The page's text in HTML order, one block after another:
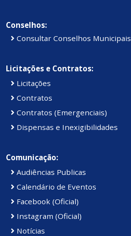
Conselhos:
Consultar Conselhos Municipais
Licitações e Contratos:
Licitações
Contratos
Contratos (Emergenciais)
Dispensas e Inexigibilidades
Comunicação:
Audiências Publicas
Calendário de Eventos
Facebook (Oficial)
Instagram (Oficial)
Notícias